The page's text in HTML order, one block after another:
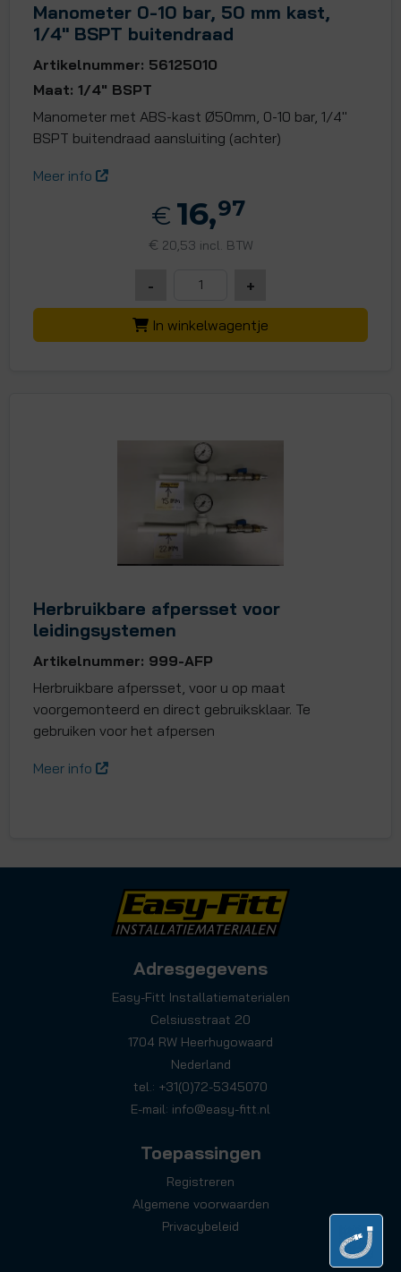
Manometer 0-10 bar, 50 mm kast,
1/4" BSPT buitendraad
Artikelnummer: 56125010
Maat: 1/4" BSPT
Manometer met ABS-kast Ø50mm, 0-10 bar, 1/4"
BSPT buitendraad aansluiting (achter)
Meer info
€ 16,97
€ 20,53 incl. BTW
- +
In winkelwagentje
Herbruikbare afpersset voor
leidingsystemen
Artikelnummer: 999-AFP
Herbruikbare afpersset, voor u op maat
voorgemonteerd en direct gebruiksklaar. Te
gebruiken voor het afpersen
Meer info
Adresgegevens
Easy-Fitt Installatiematerialen
Celsiusstraat 20
1704 RW Heerhugowaard
Nederland
tel.: +31(0)72-5345070
E-mail: info@easy-fitt.nl
Toepassingen
Registreren
Algemene voorwaarden
Privacybeleid